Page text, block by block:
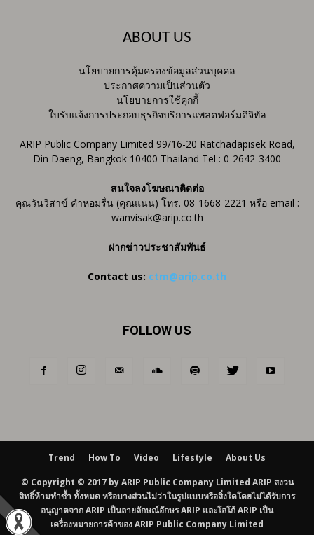
ABOUT US
นโยบายการคุ้มครองข้อมูลส่วนบุคคล
ประกาศความเป็นส่วนตัว
นโยบายการใช้คุกกี้
ใบรับแจ้งการประกอบธุรกิจบริการแพลตฟอร์มดิจิทัล
ARIP Public Company Limited 99/16-20 Ratchadapisek Road,
Din Daeng, Bangkok 10400 Thailand Tel : 0-2642-3400
สนใจลงโฆษณาติดต่อ
คุณวันวิสาข์ คำหอมรื่น (คุณแนน) โทร. 08-1668-2221 หรือ email :
wanvisak@arip.co.th
ฝากข่าวประชาสัมพันธ์
Contact us: ctm@arip.co.th
FOLLOW US
Trend How To Video Lifestyle About Us
© Copyright © 2017 by ARIP Public Company Limited ARIP สงวน
สิทธิ์ห้ามทำซ้ำ ทั้งหมด หรือบางส่วนไม่ว่าในรูปแบบหรือสิ่งใดโดยไม่ได้รับการ
อนุญาตจาก ARIP เป็นลายลักษณ์อักษร ARIP และโลโก้ ARIP เป็น
เครื่องหมายการค้าของ ARIP Public Company Limited